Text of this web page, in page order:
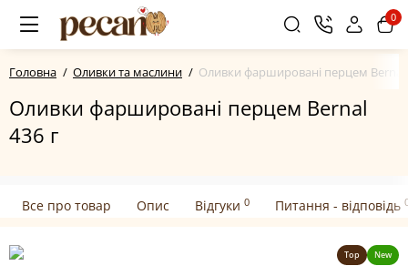
0
Головна Оливки та маслини Оливки фаршировані перцем Bernal
Оливки фаршировані перцем Bernal
436 г
Все про товар Опис Відгуки 0 Питання - відповідь
Top New